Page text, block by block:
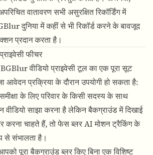
वातावरण सभी असुरक्षित रिकॉर्डिंग में
दुनिया में कहीं से भी रिकॉर्ड करने के बावजूद
प्रदान करता है।
फीचर
BGBlurवीडियो प्राइवेसी टूल का एक पूरा सूट
आवेदन प्रक्रिया के दौरान उपयोगी हो सकता है:
के लिए परिवार के किसी सदस्य के साथ
वीडियो साझा करना है लेकिन बैकग्राउंड में दिखाई
करना चाहते हैं, तो फेस ब्लर AI मोशन ट्रैकिंग के
से संभालता है।
पूरा बैकग्राउंड ब्लर किए बिना एक विशिष्ट